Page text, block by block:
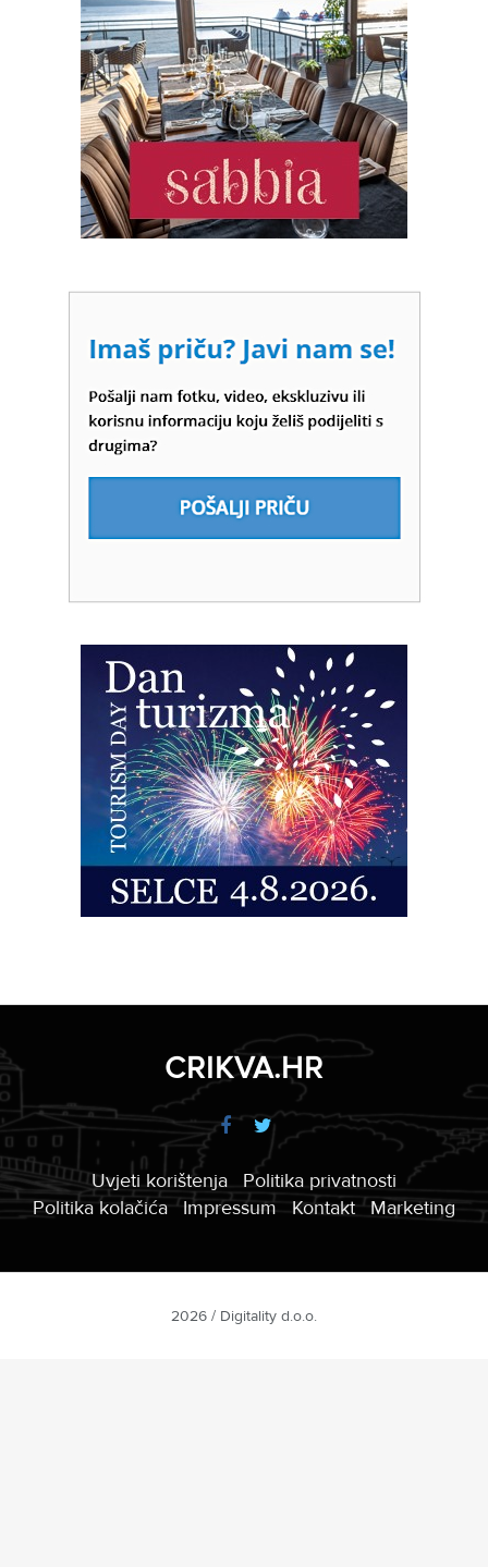
CRIKVA.HR
Uvjeti korištenja
Politika privatnosti
Politika kolačića
Impressum Kontakt Marketing
2026 / Digitality d.o.o.